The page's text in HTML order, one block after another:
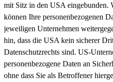
mit Sitz in den USA eingebunden.
können Ihre personenbezogenen
jeweiligen Unternehmen
hin, dass die USA kein sicherer
Datenschutzrechts sind. US-
personenbezogene Daten an
ohne dass Sie als Betroffener